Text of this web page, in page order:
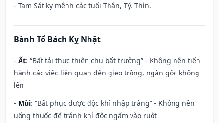
- Tam Sát kỵ mệnh các tuổi Thân, Tý, Thìn.
Bành Tổ Bách Kỵ Nhật
- Ất: “Bất tải thực thiên chu bất trưởng” - Không nên tiến
hành các việc liên quan đến gieo trồng, ngàn gốc không
lên
- Mùi: “Bất phục dược độc khí nhập tràng” - Không nên
uống thuốc để tránh khí độc ngấm vào ruột